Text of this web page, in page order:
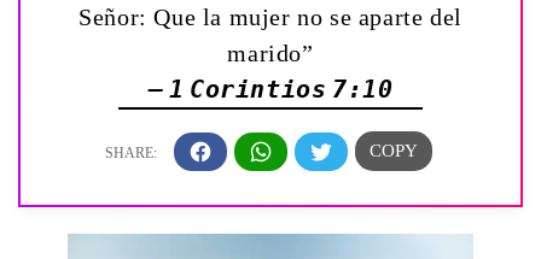
Señor: Que la mujer no se aparte del
marido”
— 1 Corintios 7:10